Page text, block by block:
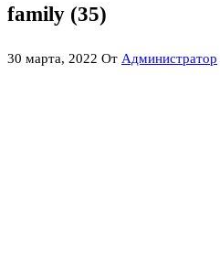
family (35)
30 марта, 2022 От Администратор